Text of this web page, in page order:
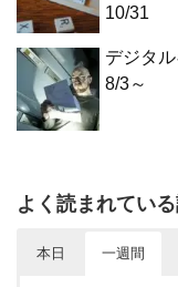
10/31
デジタ
8/3～
よく読まれてい
本日 一週間